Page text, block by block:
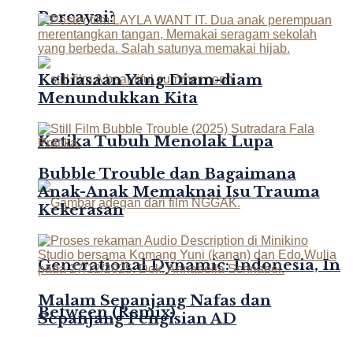
Percayai?
Ketika Tubuh Menolak Lupa
Generational Dynamic: Indonesia, In
Between (Remix)
Kebiasaan Yang Diam-diam
Menundukkan Kita
Bubble Trouble dan Bagaimana
Anak-Anak Memaknai Isu Trauma
Kekerasan
Malam Sepanjang Nafas dan
Sepanjang Pengisian AD